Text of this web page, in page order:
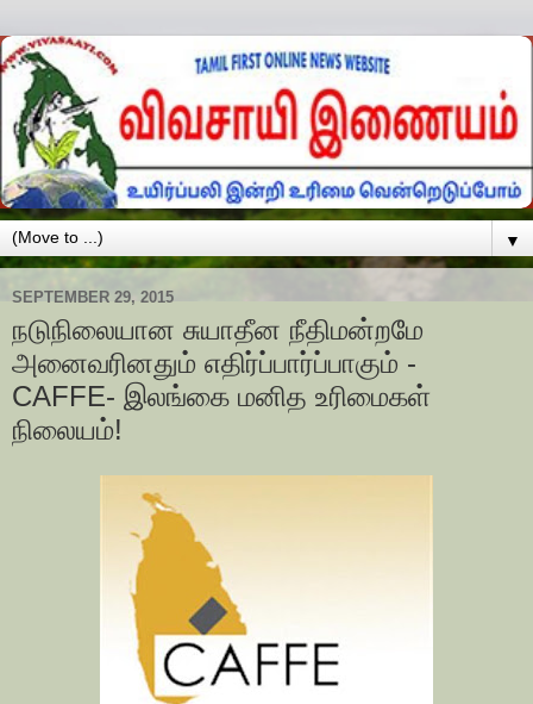
▼
SEPTEMBER 29, 2015
நடுநிலையான சுயாதீன நீதிமன்றமே
அனைவரினதும் எதிர்ப்பார்ப்பாகும் -
CAFFE- இலங்கை மனித உரிமைகள்
நிலையம்!